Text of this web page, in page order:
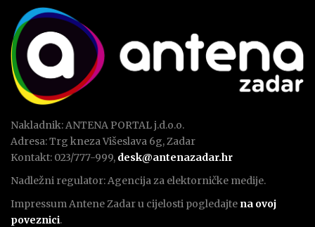
Nakladnik: ANTENA PORTAL j.d.o.o.
Adresa: Trg kneza Višeslava 6g, Zadar
Kontakt: 023/777-999, desk@antenazadar.hr
Nadležni regulator: Agencija za elektorničke medije.
Impressum Antene Zadar u cijelosti pogledajte na ovoj
poveznici.